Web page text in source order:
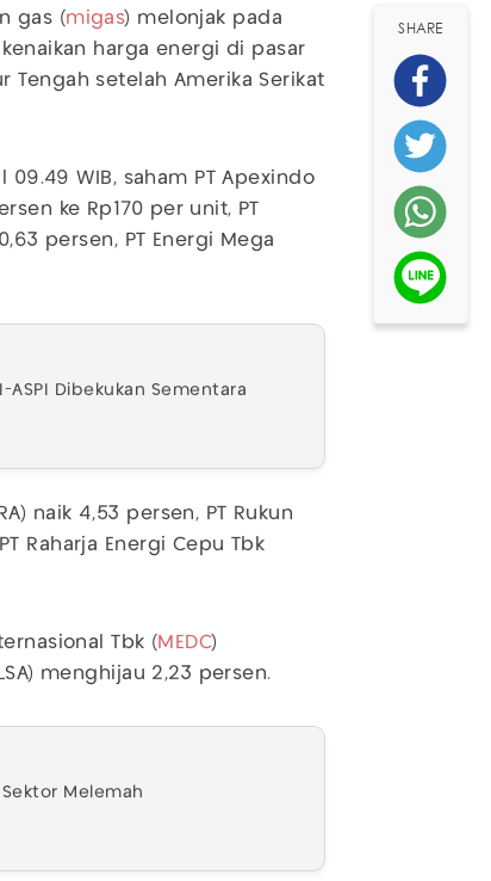
gas (migas) melonjak pada
harga energi di pasar
Tengah setelah Amerika Serikat
09.49 WIB, saham PT Apexindo
ke Rp170 per unit, PT
persen, PT Energi Mega
ASPI Dibekukan Sementara
naik 4,53 persen, PT Rukun
Raharja Energi Cepu Tbk
Tbk (MEDC)
menghijau 2,23 persen.
Sektor Melemah
SHARE